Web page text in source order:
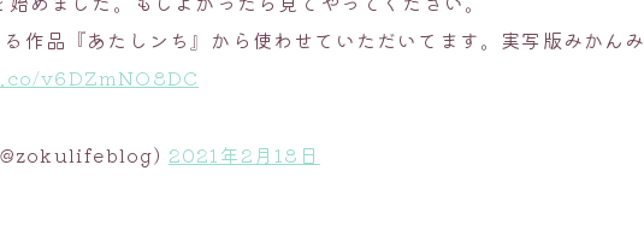
作品『あたしンち』から使わせていただいてます。実写版みかんみ
v6DZmNO8DC
2021年2月18日